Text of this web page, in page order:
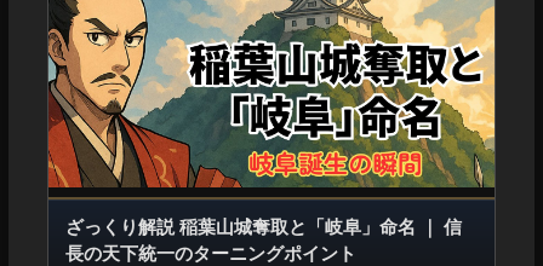
ざっくり解説 稲葉山城奪取と「岐阜」命名 ｜ 信
長の天下統一のターニングポイント